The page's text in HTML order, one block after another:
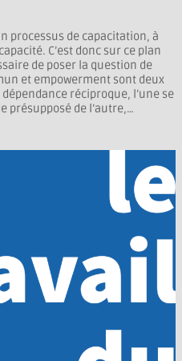
processus de capacitation, à
C’est donc sur ce plan
de poser la question de
et empowerment sont deux
réciproque, l’une se
présupposé de l’autre,…